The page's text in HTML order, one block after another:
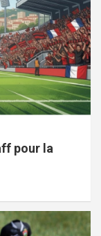
pour la